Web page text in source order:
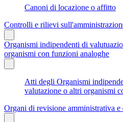
Canoni di locazione o affitto
Controlli e rilievi
Organismi indipendenti di
organismi con funzioni analoghe
Atti degli Organismi
valutazione o altri organismi
Organi di revisione amministrativa e